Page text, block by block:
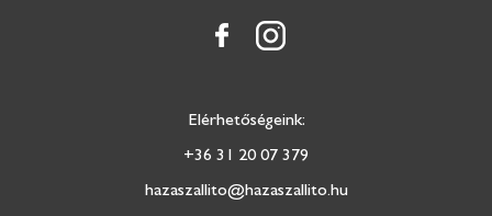
Elérhetőségeink:
+36 31 20 07 379
hazaszallito@hazaszallito.hu